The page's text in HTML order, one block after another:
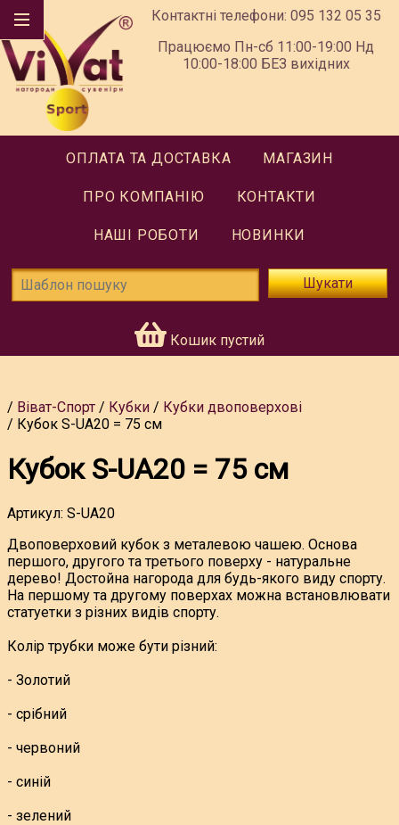
Контактні телефони: 095 132 05 35
Працюємо Пн-сб 11:00-19:00 Нд
10:00-18:00 БЕЗ вихідних
ОПЛАТА ТА ДОСТАВКА МАГАЗИН
ПРО КОМПАНІЮ КОНТАКТИ
НАШІ РОБОТИ НОВИНКИ
Шукати
Кошик пустий
Віват-Спорт Кубки
Кубки двоповерхові
Кубок S-UA20 = 75 см
Кубок S-UA20 = 75 см
Артикул: S-UA20
Двоповерховий кубок з металевою чашею. Основа
першого, другого та третього поверху - натуральне
дерево! Достойна нагорода для будь-якого виду спорту.
На першому та другому поверхах можна встановлювати
статуетки з різних видів спорту.
Колір трубки може бути різний:
- Золотий
- срібний
- червоний
- синій
- зелений